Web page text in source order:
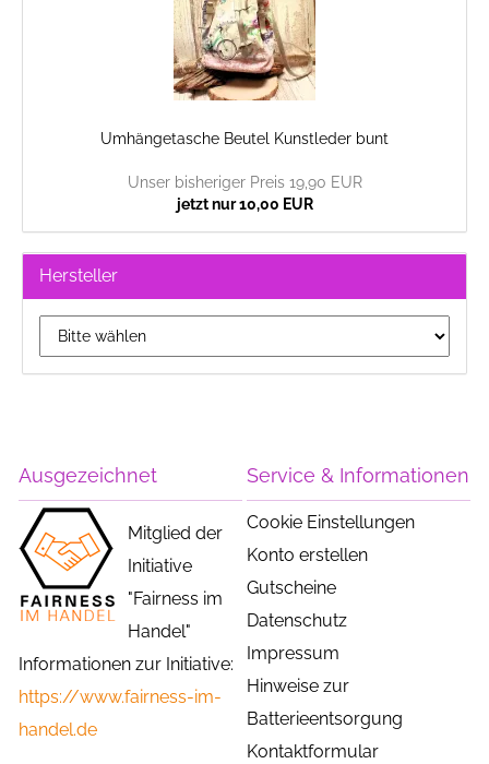
Umhängetasche Beutel Kunstleder bunt
Unser bisheriger Preis 19,90 EUR
jetzt nur 10,00 EUR
Hersteller
Ausgezeichnet
Mitglied der
Initiative
"Fairness im
Handel"
Informationen zur Initiative:
https://www.fairness-im-
handel.de
Service & Informationen
Cookie Einstellungen
Konto erstellen
Gutscheine
Datenschutz
Impressum
Hinweise zur
Batterieentsorgung
Kontaktformular